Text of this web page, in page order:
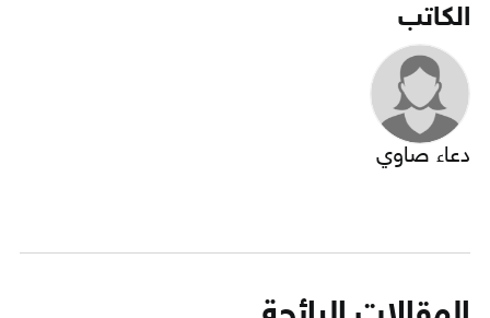
الكاتب
دعاء صاوي